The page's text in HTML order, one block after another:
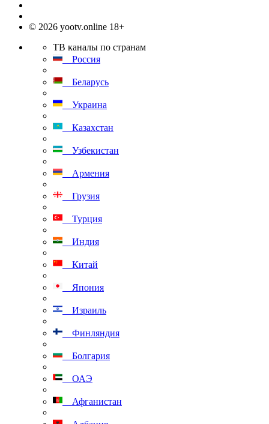
© 2026 yootv.online 18+
ТВ каналы по странам
Россия
Беларусь
Украина
Казахстан
Узбекистан
Армения
Грузия
Турция
Индия
Китай
Япония
Израиль
Финляндия
Болгария
ОАЭ
Афганистан